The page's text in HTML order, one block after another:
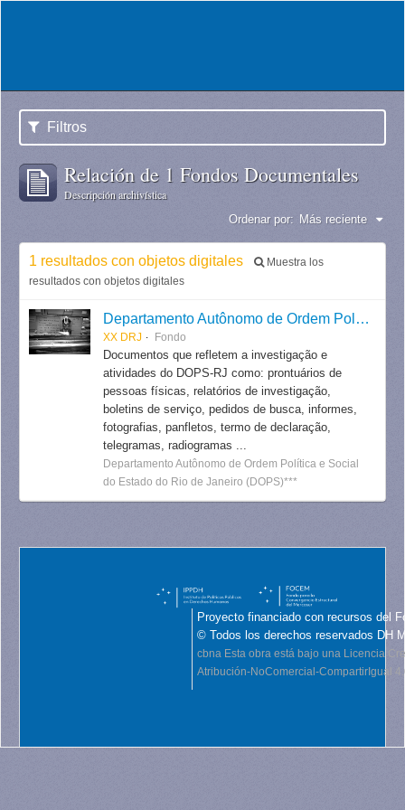
Filtros
Relación de 1 Fondos Documentales
Descripción archivística
Ordenar por: Más reciente
1 resultados con objetos digitales
Muestra los
resultados con objetos digitales
Departamento Autônomo de Ordem Política e Social do Estado do Rio de Janeiro
XX DRJ Fondo
Documentos que refletem a investigação e
atividades do DOPS-RJ como: prontuários de
pessoas físicas, relatórios de investigação,
boletins de serviço, pedidos de busca, informes,
fotografias, panfletos, termo de declaração,
telegramas, radiogramas ...
Departamento Autônomo de Ordem Política e Social
do Estado do Rio de Janeiro (DOPS)***
Proyecto financiado con recursos del
© Todos los derechos reservados DH
cbna Esta obra está bajo una Licencia
Atribución-NoComercial-CompartirIgual